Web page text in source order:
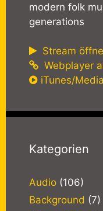
modern folk
generations
Stream
Webplayer
iTunes/
Kategorien
Audio (106)
Background (7)